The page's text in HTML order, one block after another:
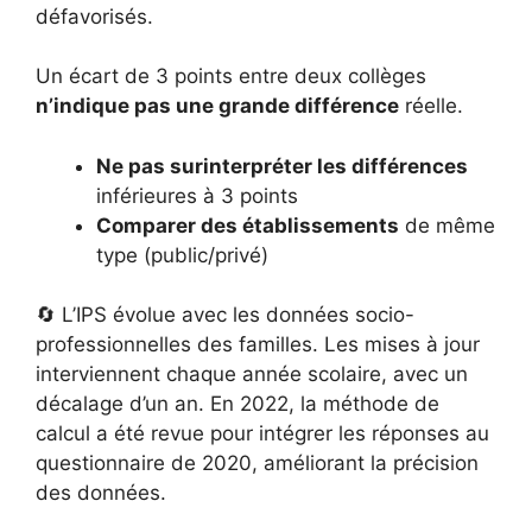
défavorisés.
Un écart de 3 points entre deux collèges
n’indique pas une grande différence réelle.
Ne pas surinterpréter les différences
inférieures à 3 points
Comparer des établissements de même
type (public/privé)
🔄 L’IPS évolue avec les données socio-
professionnelles des familles. Les mises à jour
interviennent chaque année scolaire, avec un
décalage d’un an. En 2022, la méthode de
calcul a été revue pour intégrer les réponses au
questionnaire de 2020, améliorant la précision
des données.